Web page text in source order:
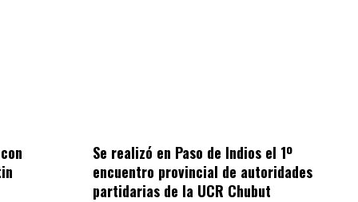
Se realizó en Paso de Indios el 1º
encuentro provincial de autoridades
partidarias de la UCR Chubut